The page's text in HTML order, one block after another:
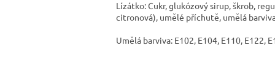
Lízátko: Cukr, glukózový sirup, škrob,
citronová), umělé příchutě, umělá
Umělá barviva: E102, E104, E110, E122,